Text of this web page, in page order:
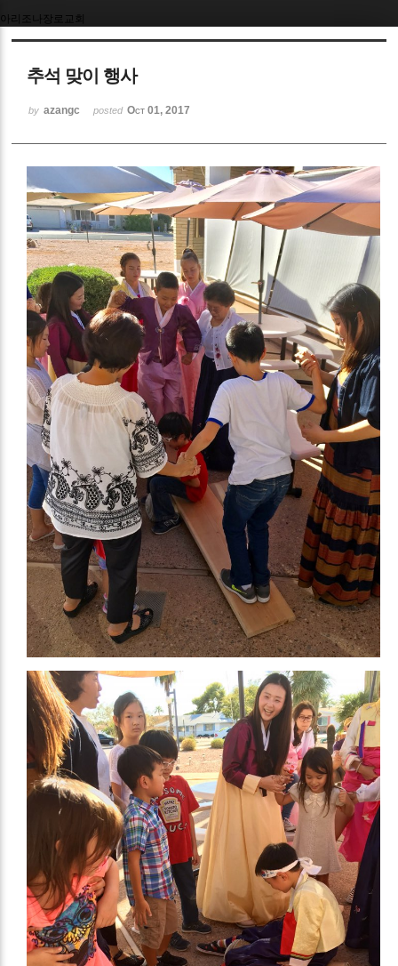
아리조나장로교회
추석 맞이 행사
by azangc posted Oct 01, 2017
Sketchbook5, 스케치북5
Sketchbook5, 스케치북5